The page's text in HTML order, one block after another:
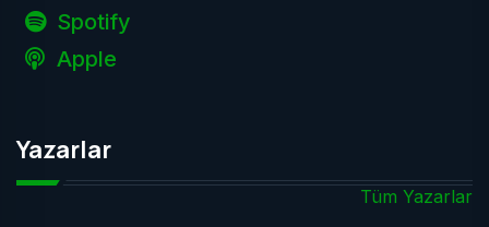
Spotify
Apple
Yazarlar
Tüm Yazarlar